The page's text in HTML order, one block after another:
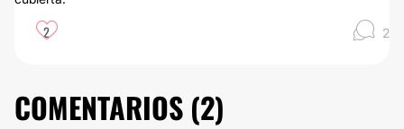
2 2
COMENTARIOS (2)